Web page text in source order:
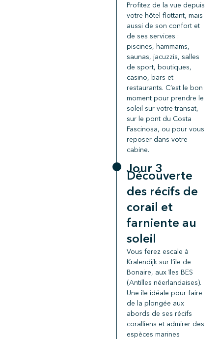
Profitez de la vue depuis
votre hôtel flottant, mais
aussi de son confort et
de ses services :
piscines, hammams,
saunas, jacuzzis, salles
de sport, boutiques,
casino, bars et
restaurants. C’est le bon
moment pour prendre le
soleil sur votre transat,
sur le pont du Costa
Fascinosa, ou pour vous
reposer dans votre
cabine.
Jour 3
Découverte
des récifs de
corail et
farniente au
soleil
Vous ferez escale à
Kralendijk sur l’île de
Bonaire, aux îles BES
(Antilles néerlandaises).
Une île idéale pour faire
de la plongée aux
abords de ses récifs
coralliens et admirer des
espèces marines